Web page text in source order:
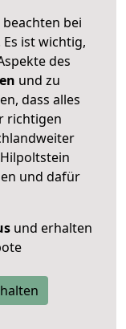
bei
ist wichtig,
des
und zu
dass alles
richtigen
und dafür
und erhalten